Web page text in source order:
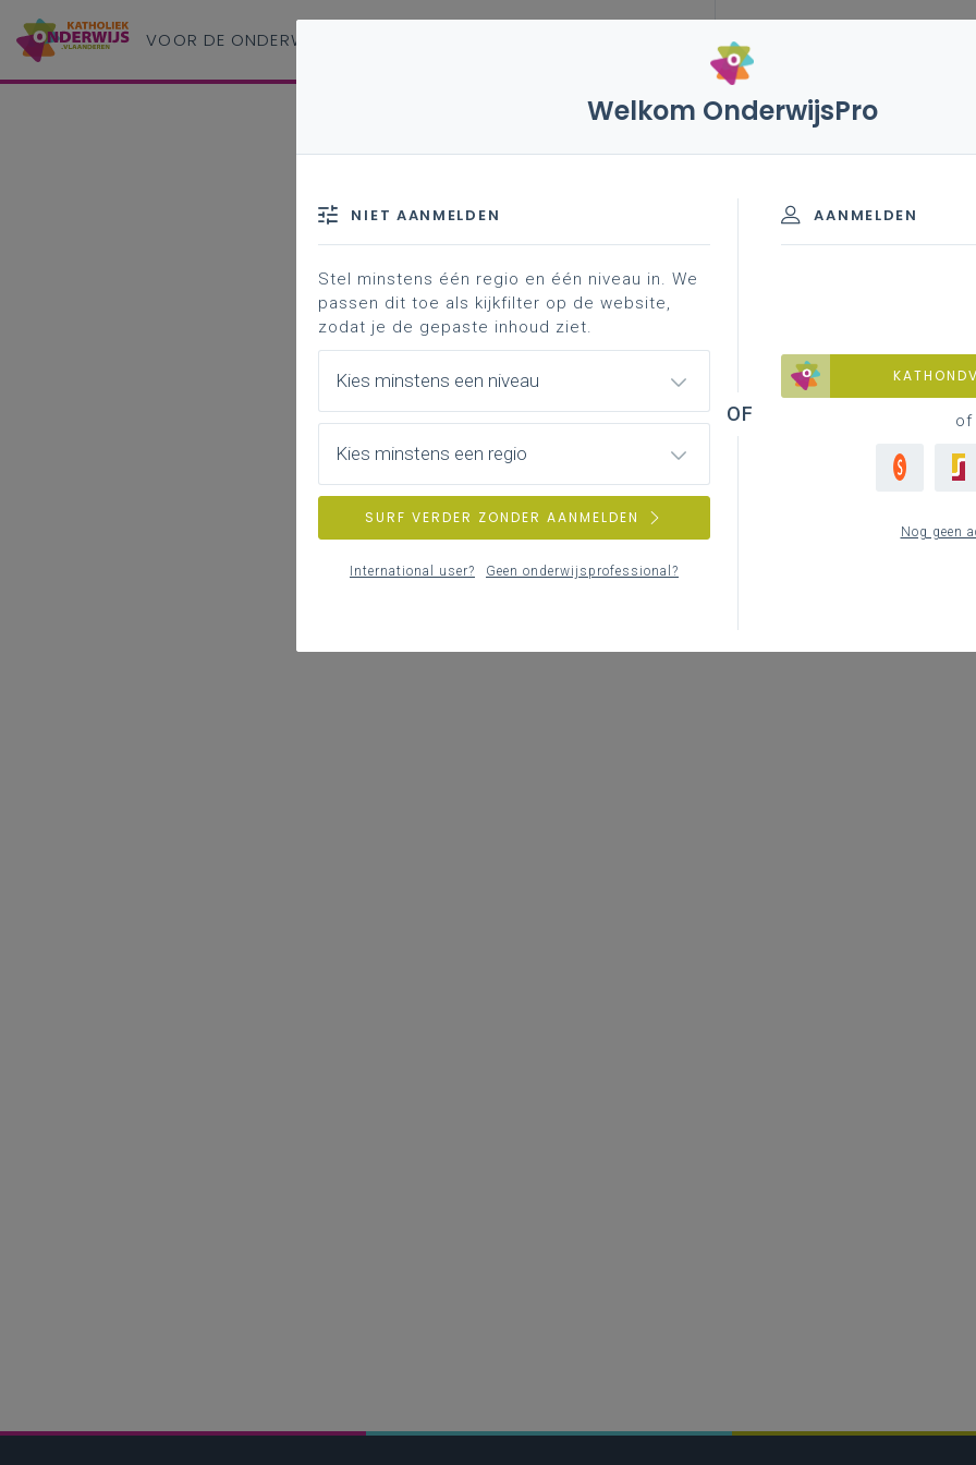
VOOR DE ONDERWIJS
Welkom OnderwijsPro
AANMELDEN
of
Nog geen
NIET AANMELDEN
Stel minstens één regio en één niveau in. We
passen dit toe als kijkfilter op de website,
zodat je de gepaste inhoud ziet.
Kies minstens een niveau
Kies minstens een regio
SURF VERDER ZONDER AANMELDEN
International user? Geen onderwijsprofessional?